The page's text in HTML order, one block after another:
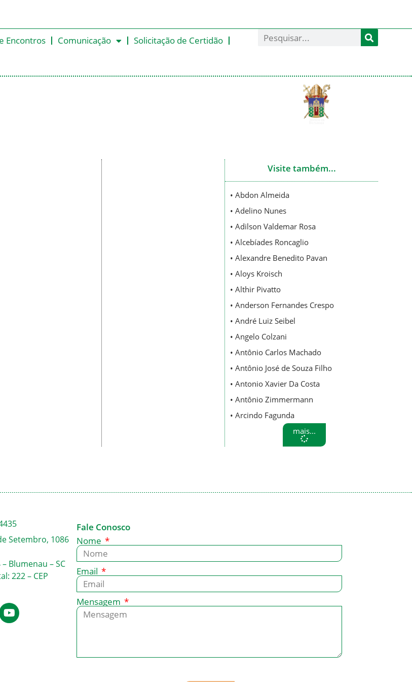
Encontros Comunicação
Solicitação de Certidão
Visite também...
• Abdon Almeida
• Adelino Nunes
• Adilson Valdemar Rosa
• Alcebíades Roncaglio
• Alexandre Benedito Pavan
• Aloys Kroisch
• Althir Pivatto
• Anderson Fernandes Crespo
• André Luiz Seibel
• Angelo Colzani
• Antônio Carlos Machado
• Antônio José de Souza Filho
• Antonio Xavier Da Costa
• Antônio Zimmermann
• Arcindo Fagunda
mais...
Setembro, 1086
Blumenau – SC
222 – CEP
Fale Conosco
Nome
Email
Mensagem